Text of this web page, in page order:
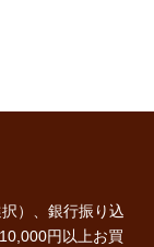
）、銀行振り込
円以上お買